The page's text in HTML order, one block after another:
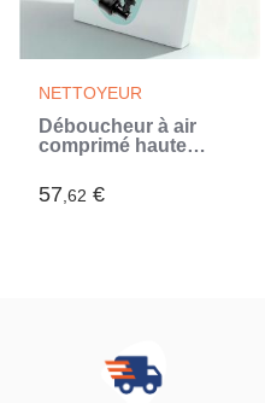
NETTOYEUR
Déboucheur à air
comprimé haute
accessoires et
manomètre 5 en 1
57,62 €